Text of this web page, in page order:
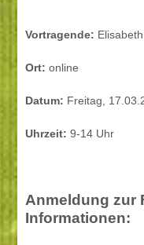
Vortragende:
Ort:online
Datum: Freitag,
Uhrzeit:9-14 Uhr
Anmeldung zur
Informationen: